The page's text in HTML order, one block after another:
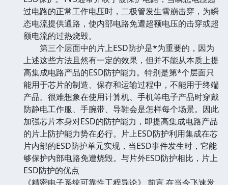
过电路的正常工作电压时，二极管发生雪崩击穿，为瞬
态电流提供通路，使内部电路免遭超额电压的击穿或超
额电流的过热烧毁。
第三个层面中的片上ESD防护是*为重要的，因为
上述这些方法且然有一定的效果，但并不能从本质上提
高集成电路产品的ESD防护能力。特别是第*个层面只
能用于芯片的制造、保存和运输过程中，不能用于终端
产品。很难想象在使用计算机、手机等电子产品时穿戴
防静电工作服、手腕带、导鞋会是怎样每个场景。因此
加强芯片本身对ESD的防护能力，即提高集成电路产品
的片上防护能力势在必行。片上ESD防护利用集成在芯
片内部的ESD防护单元实现，当ESD事件发生时，它能
够保护内部电路免遭烧毁。与片外ESD防护相比，片上
ESD防护的优点
《精密电子系统可靠性工程导论》 前言 在当今飞速发